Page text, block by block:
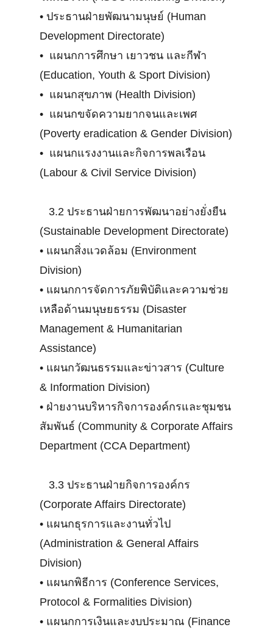
• ประธานฝ่ายพัฒนามนุษย์ (Human
Development Directorate)
• แผนกการศึกษา เยาวชน และกีฬา
(Education, Youth & Sport Division)
• แผนกสุขภาพ (Health Division)
• แผนกขจัดความยากจนและเพศ
(Poverty eradication & Gender Division)
• แผนกแรงงานและกิจการพลเรือน
(Labour & Civil Service Division)
3.2 ประธานฝ่ายการพัฒนาอย่างยั่งยืน
(Sustainable Development Directorate)
• แผนกสิ่งแวดล้อม (Environment
Division)
• แผนกการจัดการภัยพิบัติและความช่วย
เหลือด้านมนุษยธรรม (Disaster
Management & Humanitarian
Assistance)
• แผนกวัฒนธรรมและข่าวสาร (Culture
& Information Division)
• ฝ่ายงานบริหารกิจการองค์กรและชุมชน
สัมพันธ์ (Community & Corporate Affairs
Department (CCA Department)
3.3 ประธานฝ่ายกิจการองค์กร
(Corporate Affairs Directorate)
• แผนกธุรการและงานทั่วไป
(Administration & General Affairs
Division)
• แผนกพิธีการ (Conference Services,
Protocol & Formalities Division)
• แผนกการเงินและงบประมาณ (Finance